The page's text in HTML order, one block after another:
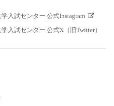
入試センター 公式Instagram
入試センター 公式X（旧Twitter）